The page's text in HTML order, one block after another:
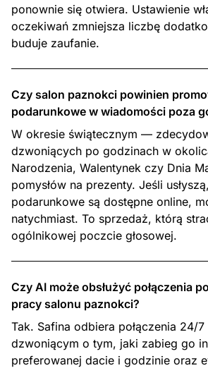
ponownie się otwiera. Ustawienie
oczekiwań zmniejsza liczbę
buduje zaufanie.
Czy salon paznokci powinien
podarunkowe w wiadomości poza
W okresie świątecznym —
dzwoniących po godzinach w
Narodzenia, Walentynek czy Dnia
pomysłów na prezenty. Jeśli
podarunkowe są dostępne online,
natychmiast. To sprzedaż, którą
ogólnikowej poczcie głosowej.
Czy AI może obsłużyć połączenia
pracy salonu paznokci?
Tak. Safina odbiera połączenia 24/
dzwoniącym o tym, jaki zabieg go
preferowanej dacie i godzinie oraz